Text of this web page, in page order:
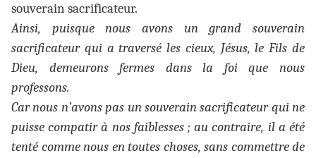
souverain sacrificateur.
Ainsi, puisque nous avons un grand souverain
sacrificateur qui a traversé les cieux, Jésus, le Fils de
Dieu, demeurons fermes dans la foi que nous
professons.
Car nous n’avons pas un souverain sacrificateur qui ne
puisse compatir à nos faiblesses ; au contraire, il a été
tenté comme nous en toutes choses, sans commettre de